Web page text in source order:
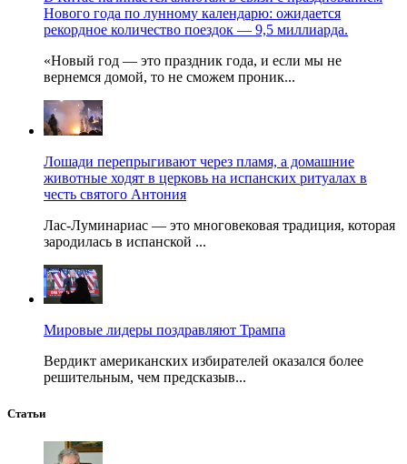
Нового года по лунному календарю: ожидается
рекордное количество поездок — 9,5 миллиарда.
«Новый год — это праздник года, и если мы не
вернемся домой, то не сможем проник...
Лошади перепрыгивают через пламя, а домашние
животные ходят в церковь на испанских ритуалах в
честь святого Антония
Лас-Луминариас — это многовековая традиция, которая
зародилась в испанской ...
Мировые лидеры поздравляют Трампа
Вердикт американских избирателей оказался более
решительным, чем предсказыв...
Статьи